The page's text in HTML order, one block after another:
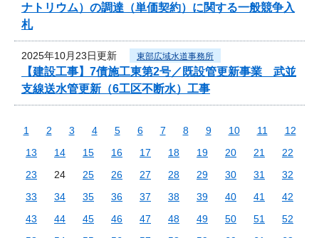
ナトリウム）の調達（単価契約）に関する一般競争入
札
2025年10月23日更新 東部広域水道事務所
【建設工事】7債施工東第2号／既設管更新事業 武並
支線送水管更新（6工区不断水）工事
1 2 3 4 5 6 7 8 9 10 11
12
13
14 15 16 17 18 19 20 21
22
23
24 25 26 27 28 29 30 31
32
33
34 35 36 37 38 39 40 41
42
43
44 45 46 47 48 49 50 51
52